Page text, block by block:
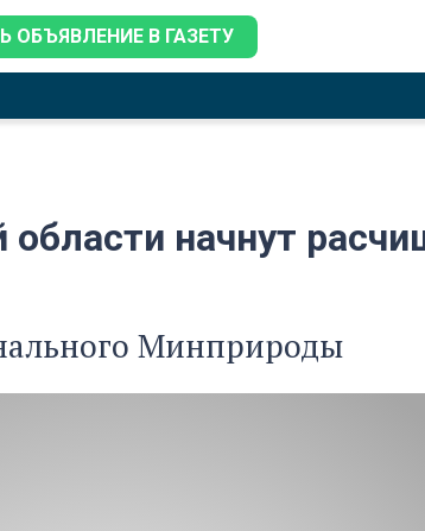
ОБЪЯВЛЕНИЕ В ГАЗЕТУ
области начнут
Минприроды